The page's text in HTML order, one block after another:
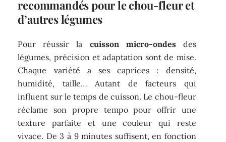
recommandés pour le chou-fleur et
d’autres légumes
Pour réussir la cuisson micro-ondesdes
légumes, précision et adaptation sont de mise.
Chaque variété a ses caprices : densité,
humidité, taille… Autant de facteurs qui
influent sur le temps de cuisson. Le chou-fleur
réclame son propre tempo pour offrir une
texture parfaite et une couleur qui reste
vivace. De 3 à 9 minutes suffisent, en fonction